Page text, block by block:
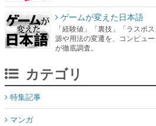
ゲームが変えた日本語
「経験値」「裏技」「ラスボ
源や用法の変遷を、コンピュ
が徹底調査。
カテゴリ
特集記事
マンガ